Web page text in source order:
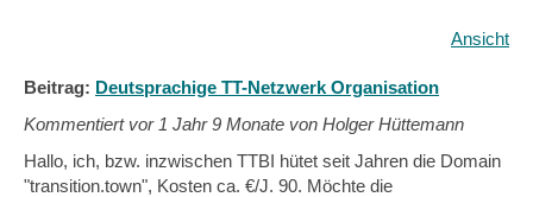
Ansicht
Beitrag: Deutsprachige TT-Netzwerk Organisation
Kommentiert vor 1 Jahr 9 Monate von Holger Hüttemann
Hallo, ich, bzw. inzwischen TTBI hütet seit Jahren die Domain
"transition.town", Kosten ca. €/J. 90. Möchte die